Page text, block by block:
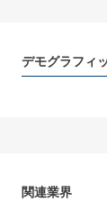
デモグラフィ
関連業界